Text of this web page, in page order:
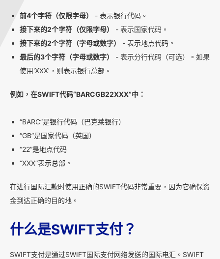
前4个字符（仅限字母）
- 表示银行代码。
接下来的2个字符（仅限字母）
- 表示国家代码。
接下来的2个字符（字母或数字）
- 表示地点代码。
最后的3个字符（字母或数字）
- 表示分行代码（可选）。如果
使用'XXX'，则表示银行总部。
例如，在SWIFT代码“BARCGB22XXX”中：
“BARC”是银行代码（巴克莱银行）
“GB”是国家代码（英国）
“22”是地点代码
“XXX”表示总部。
在进行国际汇款时使用正确的SWIFT代码非常重要，因为它确保资
金到达正确的目的地。
什么是SWIFT支付？
SWIFT支付是通过SWIFT国际支付网络发送的国际电汇。SWIFT